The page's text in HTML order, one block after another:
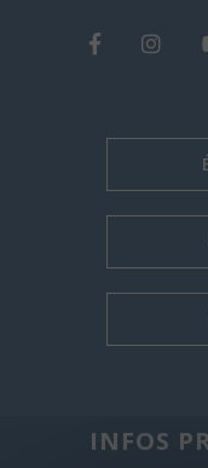
INFOS